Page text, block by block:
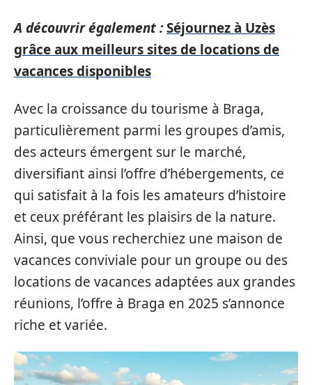
A découvrir également :Séjournez à Uzès
grâce aux meilleurs sites de locations de
vacances disponibles
Avec la croissance du tourisme à Braga,
particulièrement parmi les groupes d’amis,
des acteurs émergent sur le marché,
diversifiant ainsi l’offre d’hébergements, ce
qui satisfait à la fois les amateurs d’histoire
et ceux préférant les plaisirs de la nature.
Ainsi, que vous recherchiez une maison de
vacances conviviale pour un groupe ou des
locations de vacances adaptées aux grandes
réunions, l’offre à Braga en 2025 s’annonce
riche et variée.